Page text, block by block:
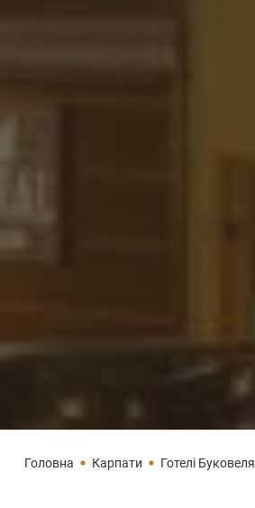
Головна Карпати Готелі Буковеля